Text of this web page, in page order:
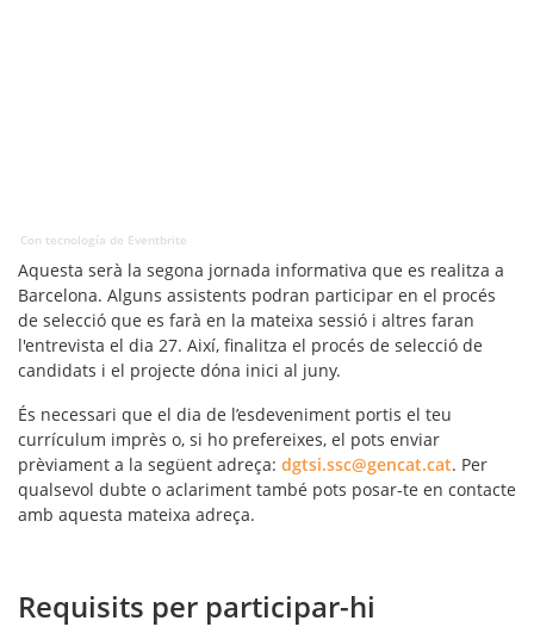
Con tecnología de Eventbrite
Aquesta serà la segona jornada informativa que es realitza a
Barcelona. Alguns assistents podran participar en el procés
de selecció que es farà en la mateixa sessió i altres faran
l'entrevista el dia 27. Així, finalitza el procés de selecció de
candidats i el projecte dóna inici al juny.
És necessari que el dia de l’esdeveniment portis el teu
currículum imprès o, si ho prefereixes, el pots enviar
prèviament a la següent adreça: dgtsi.ssc@gencat.cat. Per
qualsevol dubte o aclariment també pots posar-te en contacte
amb aquesta mateixa adreça.
Requisits per participar-hi